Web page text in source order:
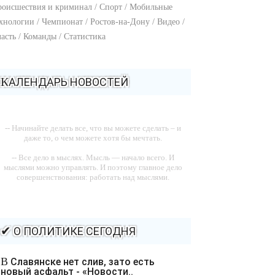
и криминал / Спорт / Мобильные
/ Чемпионат / Ростов-на-Дону / Видео /
/ Команды / Статистика
КАЛЕНДАРЬ НОВОСТЕЙ
-- Начинайте делать все, что вы можете сделать – и
даже то, о чем можете хотя бы мечтать.
-- Все дело в мыслях. Мысль — начало всего. И
мыслями можно управлять. И поэтому главное дело
совершенствования: работать над мыслями.
-- Самое большое богатство — это ум. Самая большая
нищета — глупость. Из всех страхов самый пугающий
-- Лучшее, что можно сделать с хорошим советом, это
✔ О ПОЛИТИКЕ СЕГОДНЯ
В Славянске нет слив, зато есть
новый асфальт - «Новости..